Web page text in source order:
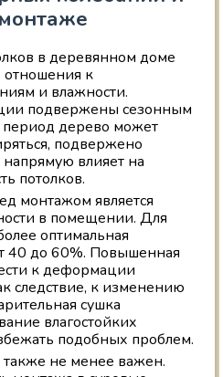
в деревянном доме
отношения к
и влажности.
подвержены сезонным
дерево может
подвержено
напрямую влияет на
потолков.
монтажом является
в помещении. Для
оптимальная
40 до 60%. Повышенная
к деформации
следствие, к изменению
сушка
влагостойких
подобных проблем.
не менее важен.